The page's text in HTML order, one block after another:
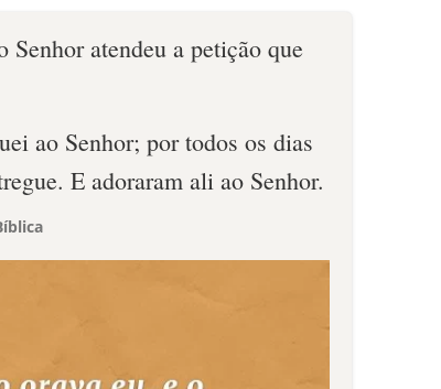
Senhor atendeu a petição que
ao Senhor; por todos os dias
E adoraram ali ao Senhor.